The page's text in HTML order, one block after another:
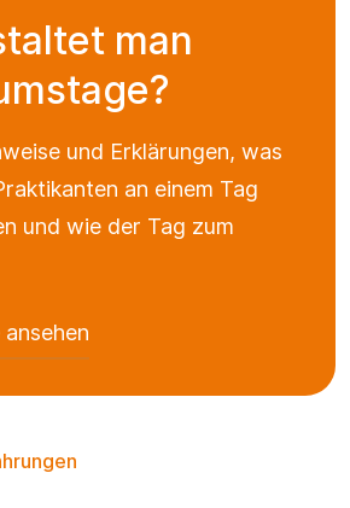
man
und Erklärungen, was
an einem Tag
und wie der Tag zum